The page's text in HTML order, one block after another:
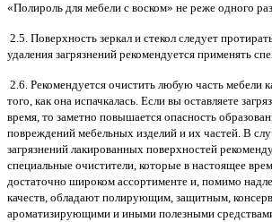
«Полироль для мебели с воском» не реже одного
2.5. Поверхность зеркал и стекол следует
удаления загрязнений рекомендуется применять
2.6. Рекомендуется очистить любую часть мебели
того, как она испачкалась. Если вы оставляете
время, то заметно повышается опасность
повреждений мебельных изделий и их частей. В
загрязнений лакированных поверхностей
специальные очистители, которые в настоящее
достаточно широком ассортименте и, помимо
качеств, обладают полирующим, защитным,
ароматизирующими и иными полезными